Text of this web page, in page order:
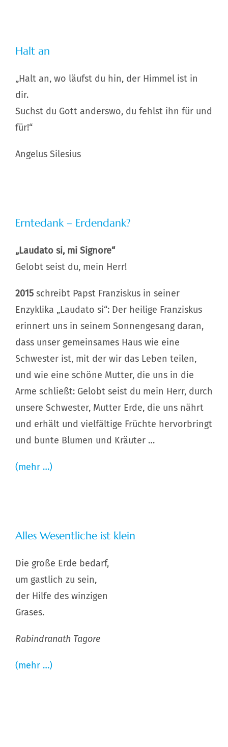
Halt an
„Halt an, wo läufst du hin, der Himmel ist in
dir.
Suchst du Gott anderswo, du fehlst ihn für und
für!“
Angelus Silesius
Erntedank – Erdendank?
„Laudato si, mi Signore“
Gelobt seist du, mein Herr!
2015schreibt Papst Franziskus in seiner
Enzyklika „Laudato si“: Der heilige Franziskus
erinnert uns in seinem Sonnengesang daran,
dass unser gemeinsames Haus wie eine
Schwester ist, mit der wir das Leben teilen,
und wie eine schöne Mutter, die uns in die
Arme schließt: Gelobt seist du mein Herr, durch
unsere Schwester, Mutter Erde, die uns nährt
und erhält und vielfältige Früchte hervorbringt
und bunte Blumen und Kräuter …
(mehr …)
Alles Wesentliche ist klein
Die große Erde bedarf,
um gastlich zu sein,
der Hilfe des winzigen
Grases.
Rabindranath Tagore
(mehr …)